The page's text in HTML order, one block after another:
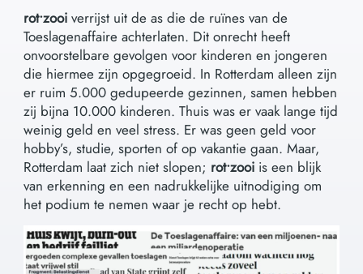
rot•zooi verrijst uit de as die de ruïnes van de
Toeslagenaffaire achterlaten. Dit onrecht heeft
onvoorstelbare gevolgen voor kinderen en jongeren
die hiermee zijn opgegroeid. In Rotterdam alleen zijn
er ruim 5.000 gedupeerde gezinnen, samen hebben
zij bijna 10.000 kinderen. Thuis was er vaak lange tijd
weinig geld en veel stress. Er was geen geld voor
hobby’s, studie, sporten of op vakantie gaan. Maar,
Rotterdam laat zich niet slopen; rot•zooi is een blijk
van erkenning en een nadrukkelijke uitnodiging om
het podium te nemen waar je recht op hebt.